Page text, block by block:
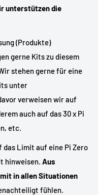
unterstützen die
(Produkte)
gerne Kits zu diesem
stehen gerne für eine
unter
verweisen wir auf
auch auf das 30 x Pi
etc.
das Limit auf eine Pi Zero
hinweisen. Aus
in allen Situationen
fühlen.